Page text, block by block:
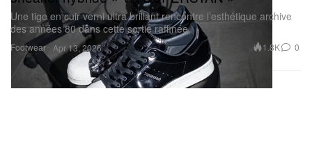
Footwear
Une tige en cuir verni ultra brillant rencontre l’esthétique archive
des années 80 dans cette sortie raffinée.
Apr 13, 2026 1.8K 0